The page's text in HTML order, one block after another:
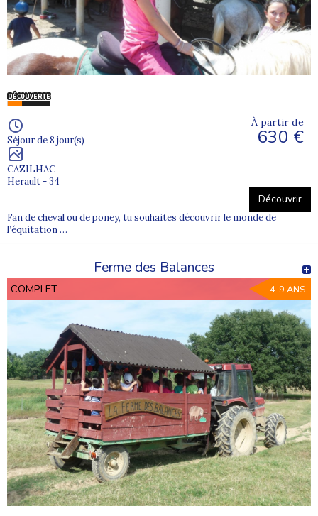
Séjour de 8 jour(s)
CAZILHAC
Herault - 34
À partir de
630 €
Découvrir
Fan de cheval ou de poney, tu souhaites découvrir le monde de
l’équitation …
Ferme des Balances
COMPLET 4-9 ANS